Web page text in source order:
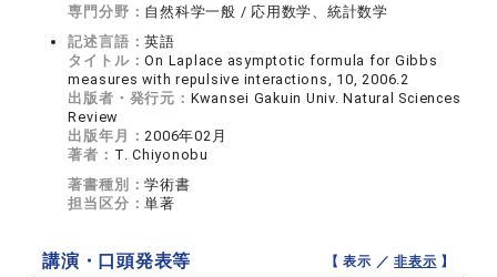
専門分野： 自然科学一般 / 応用数学、統計数学
記述言語：英語
タイトル：On Laplace asymptotic formula for Gibbs
measures with repulsive interactions, 10, 2006.2
出版者・発行元： Kwansei Gakuin Univ. Natural Sciences
Review
出版年月：2006年02月
著者： T. Chiyonobu
著書種別：学術書
担当区分：単著
講演・口頭発表等 【 表示 ／非表示 】